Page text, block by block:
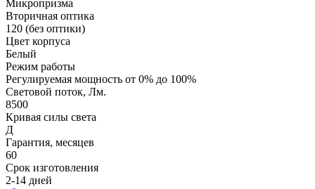
Микропризма
Вторичная оптика
120 (без оптики)
Цвет корпуса
Белый
Режим работы
Регулируемая мощность от 0% до 100%
Световой поток, Лм.
8500
Кривая силы света
Д
Гарантия, месяцев
60
Срок изготовления
2-14 дней